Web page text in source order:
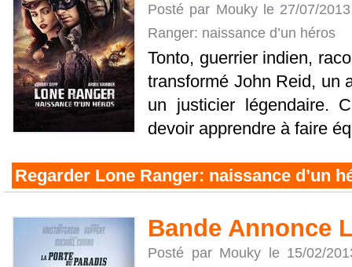
Posté par Mouky le 27/07/
Ranger: naissance d’un héros
Tonto, guerrier indien,
transformé John Reid, un
un justicier légendaire.
devoir apprendre à faire
Regarder Lone Ranger: naissance d’un
Bande Annonce
Posté par Mouky le 15/02/